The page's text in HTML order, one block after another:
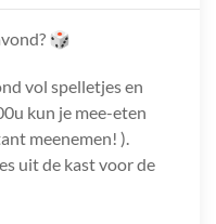
🎲
vol spelletjes en
kun je mee-eten
meenemen! ).
uit de kast voor de